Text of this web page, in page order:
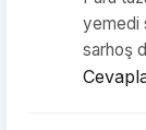
yemedi
sarhoş